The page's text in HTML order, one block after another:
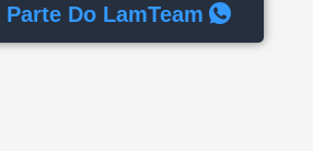
Do LamTeam